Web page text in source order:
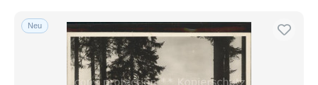
Neu